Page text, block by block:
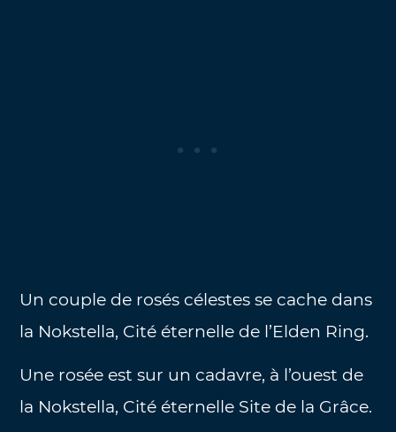
Un couple de rosés célestes se cache dans
la Nokstella, Cité éternelle de l’Elden Ring.
Une rosée est sur un cadavre, à l’ouest de
la Nokstella, Cité éternelle Site de la Grâce.